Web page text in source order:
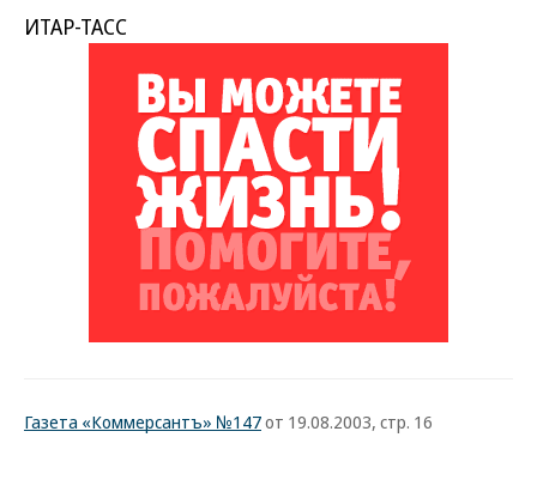
ИТАР-ТАСС
Газета «Коммерсантъ» №147от 19.08.2003, стр. 16